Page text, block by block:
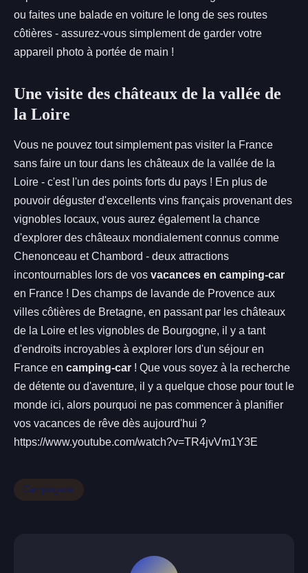
ou faites une balade en voiture le long de ses routes
côtières - assurez-vous simplement de garder votre
appareil photo à portée de main !
Une visite des châteaux de la vallée de
la Loire
Vous ne pouvez tout simplement pas visiter la France
sans faire un tour dans les châteaux de la vallée de la
Loire - c'est l'un des points forts du pays ! En plus de
pouvoir déguster d'excellents vins français provenant des
vignobles locaux, vous aurez également la chance
d'explorer des châteaux mondialement connus comme
Chenonceau et Chambord - deux attractions
incontournables lors de vos vacances en camping-car
en France ! Des champs de lavande de Provence aux
villes côtières de Bretagne, en passant par les châteaux
de la Loire et les vignobles de Bourgogne, il y a tant
d'endroits incroyables à explorer lors d'un séjour en
France en camping-car ! Que vous soyez à la recherche
de détente ou d'aventure, il y a quelque chose pour tout le
monde ici, alors pourquoi ne pas commencer à planifier
vos vacances de rêve dès aujourd'hui ?
https://www.youtube.com/watch?v=TR4jvVm1Y3E
Camping-car